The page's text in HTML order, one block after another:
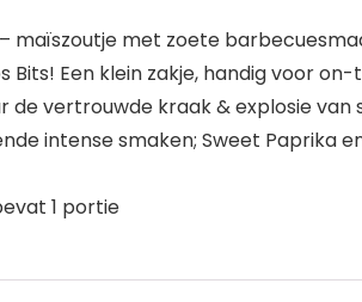
maïszoutje met zoete
Bits! Een klein zakje, handig voor
vertrouwde kraak & explosie van
intense smaken; Sweet Paprika
1 portie